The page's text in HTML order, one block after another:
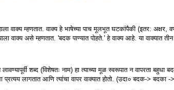
वाक्य म्हणतात. वाक्य हे भाषेच्या पाच मूलभूत घटकांपैकी (इतर: अक्षर,
वाक्य असे म्हणतात. 'बदक पाण्यात पोहते.' हे वाक्य आहे. या
लावण्यापूर्वी शब्द (विशेषतः नाम) हा त्याच्या मूळ स्वरूपात न वापरता
प्रत्यय लागतात आणि त्यांचा वापर वाक्यात होतो. (उदा० बदक-> बदका -